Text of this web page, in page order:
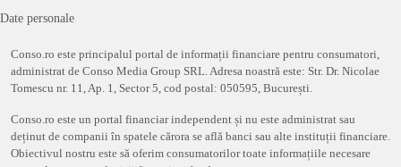
Date personale
Conso.ro este principalul portal de informații financiare pentru consumatori,
administrat de Conso Media Group SRL. Adresa noastră este: Str. Dr. Nicolae
Tomescu nr. 11, Ap. 1, Sector 5, cod postal: 050595, București.
Conso.ro este un portal financiar independent și nu este administrat sau
deținut de companii în spatele cărora se află banci sau alte instituții financiare.
Obiectivul nostru este să oferim consumatorilor toate informațiile necesare